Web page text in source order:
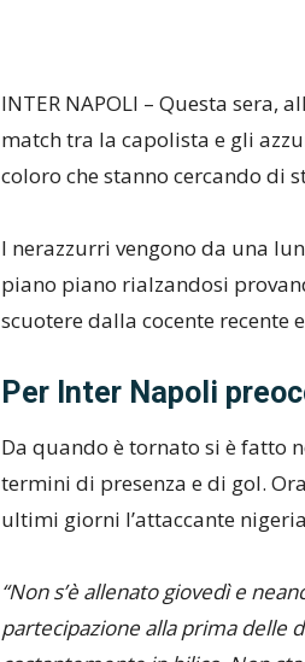
INTER NAPOLI – Questa sera,
match tra la capolista e gli
coloro che stanno cercando di
I nerazzurri vengono da una
piano piano rialzandosi
scuotere dalla cocente recente
Per Inter Napoli
Da quando è tornato si è fatto
termini di presenza e di gol.
ultimi giorni l’attaccante
“Non s’è allenato giovedì e
partecipazione alla prima delle